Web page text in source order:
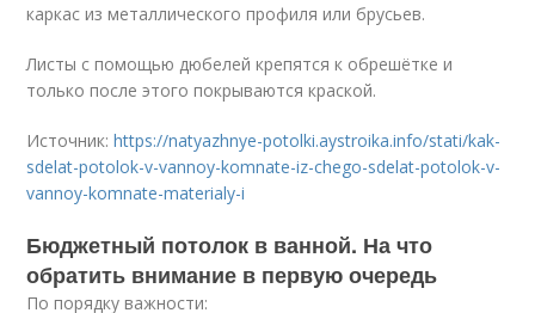
каркас из металлического профиля или брусьев.
Листы с помощью дюбелей крепятся к обрешётке и
только после этого покрываются краской.
Источник:https://natyazhnye-potolki.aystroika.info/stati/kak-
sdelat-potolok-v-vannoy-komnate-iz-chego-sdelat-potolok-v-
vannoy-komnate-materialy-i
Бюджетный потолок в ванной. На что
обратить внимание в первую очередь
По порядку важности: